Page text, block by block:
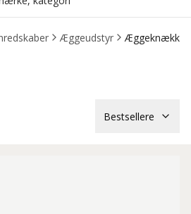
Æggeudstyr Æggeknækker
Bestsellere